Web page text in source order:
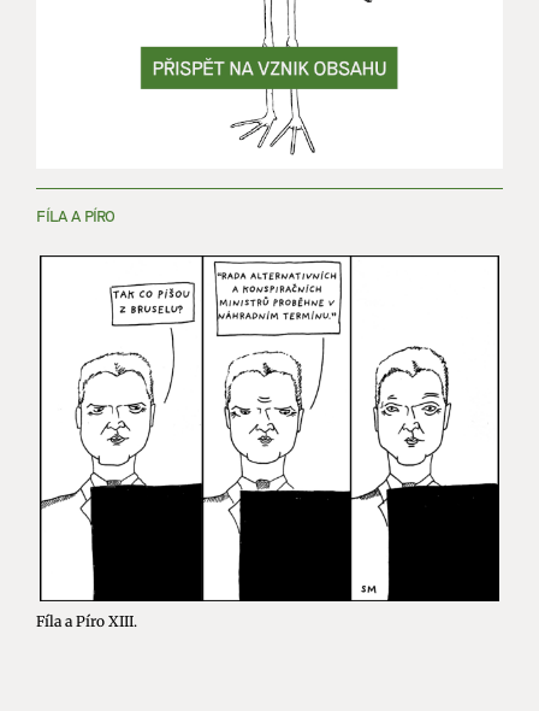
FÍLA A PÍRO
Fíla a Píro XIII.